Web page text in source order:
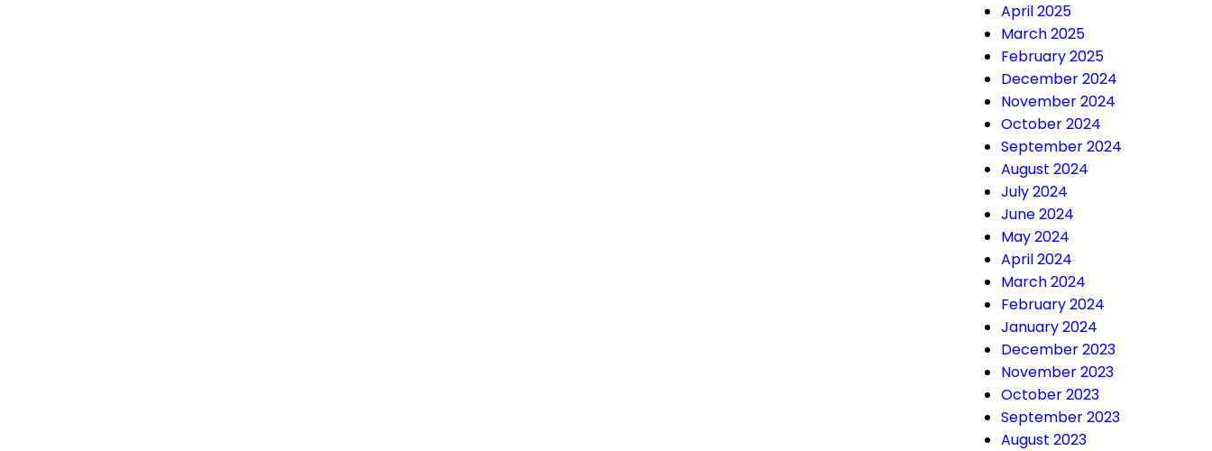
April 2025
March 2025
February 2025
December 2024
November 2024
October 2024
September 2024
August 2024
July 2024
June 2024
May 2024
April 2024
March 2024
February 2024
January 2024
December 2023
November 2023
October 2023
September 2023
August 2023